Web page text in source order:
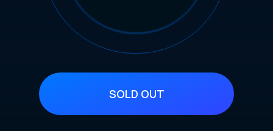
SOLD OUT